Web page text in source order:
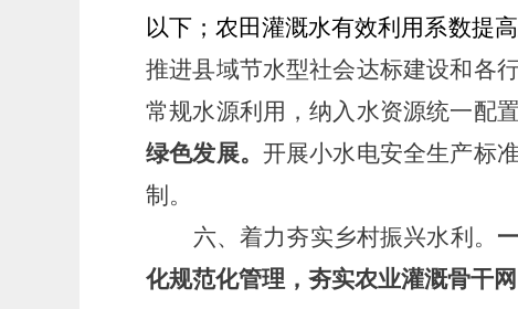
以下；农田灌溉水有效利用系数提高
推进县域节水型社会达标建设和各
常规水源利用，纳入水资源统一配
绿色发展。 开展小水电安全生产标
制。
六、着力夯实乡村振兴水利。
化规范化管理，夯实农业灌溉骨干网